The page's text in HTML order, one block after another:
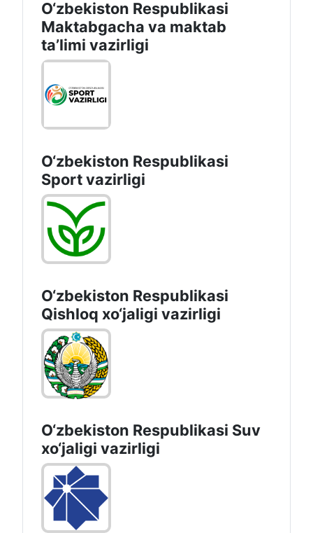
O‘zbekiston Respublikasi
Maktabgacha va maktab
taʼlimi vazirligi
O‘zbekiston Respublikasi
Sport vazirligi
O‘zbekiston Respublikasi
Qishloq хo‘jаligi vаzirligi
O‘zbekiston Respublikasi Suv
хo‘jaligi vazirligi